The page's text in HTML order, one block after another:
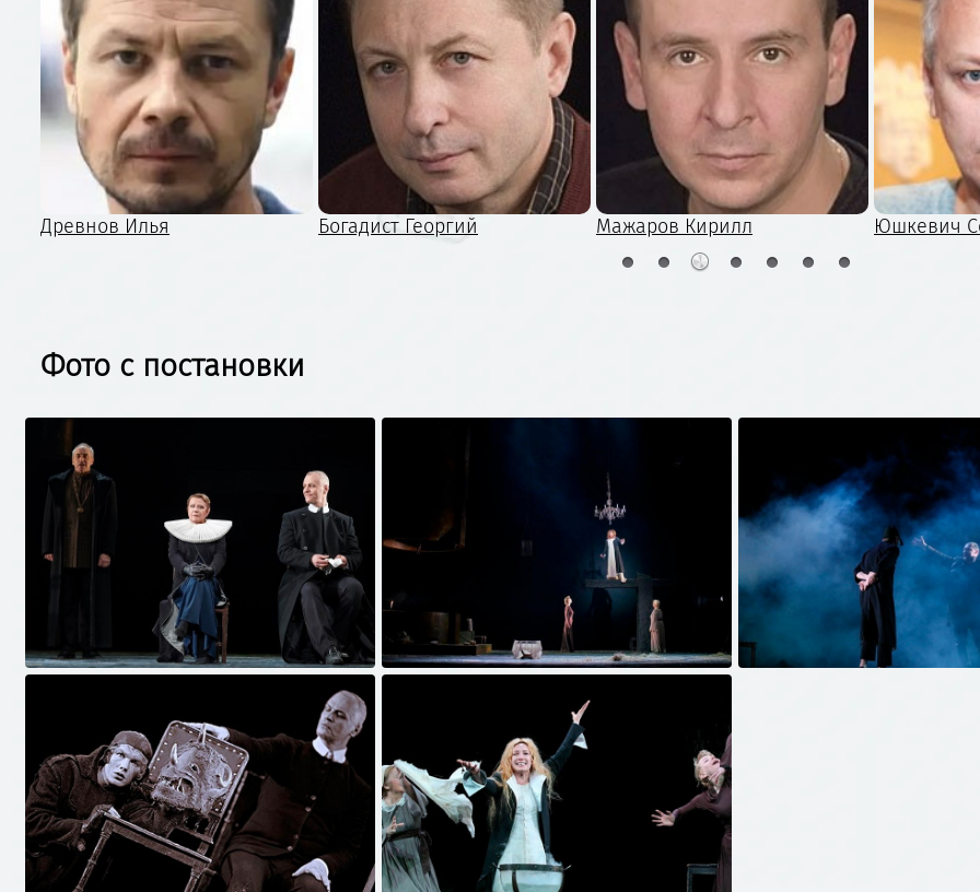
Древнов Илья Богадист Георгий Мажаров Кирилл Юшкевич
Фото с постановки